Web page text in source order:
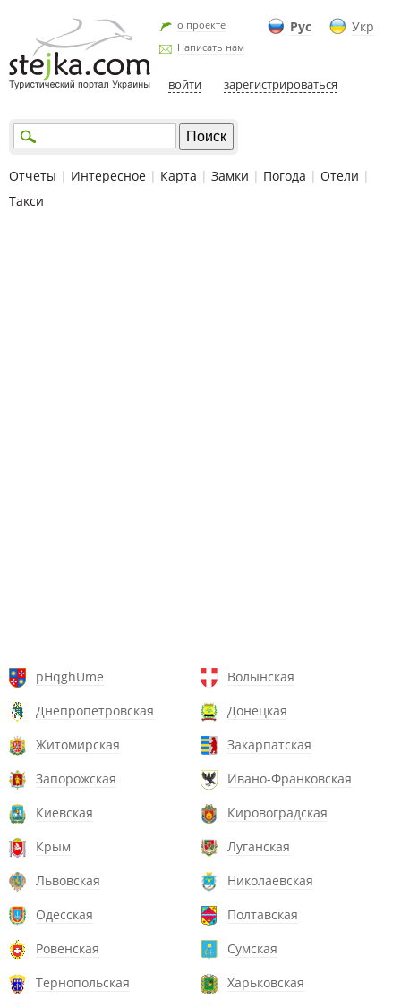
Рус Укр
о проекте
Написать нам
войти зарегистрироваться
Отчеты | Интересное | Карта | Замки | Погода | Отели |
Такси
pHqghUme
Волынская
Днепропетровская
Донецкая
Житомирская
Закарпатская
Запорожская
Ивано-Франковская
Киевская
Кировоградская
Крым
Луганская
Львовская
Николаевская
Одесская
Полтавская
Ровенская
Сумская
Тернопольская
Харьковская